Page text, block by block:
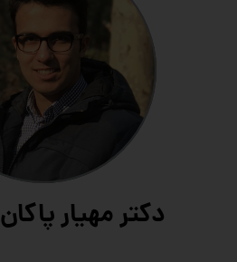
دکتر مهیار پاکان